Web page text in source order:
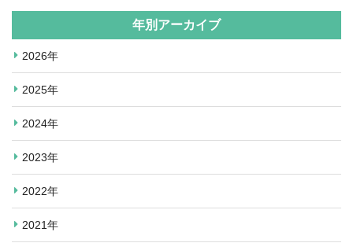
年別アーカイブ
2026年
2025年
2024年
2023年
2022年
2021年